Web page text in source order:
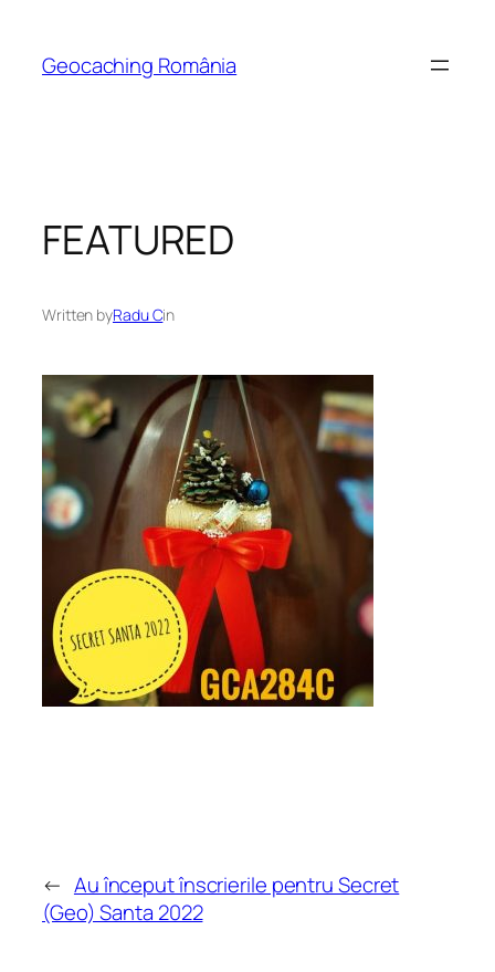
content
Geocaching România
FEATURED
Written byRadu Cin
← Au început înscrierile pentru Secret
(Geo) Santa 2022